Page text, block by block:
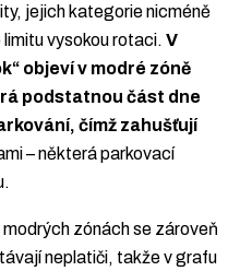
jejich kategorie nicméně
vysokou rotaci. V
objeví v modré zóně
podstatnou část dne
čímž zahušťují
– některá parkovací
zónách se zároveň
neplatiči, takže v grafu